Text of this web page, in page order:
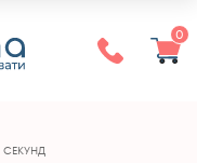
0
СЕКУНД